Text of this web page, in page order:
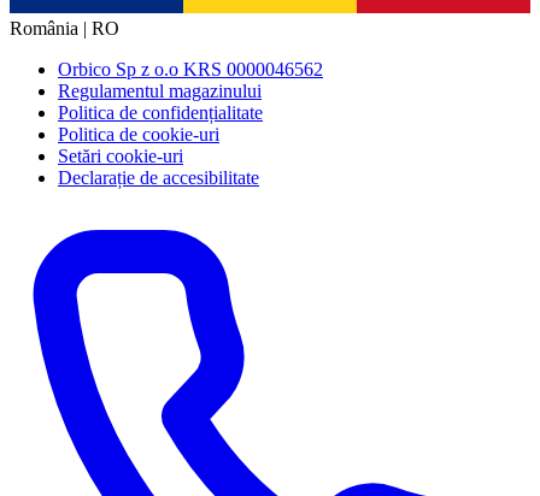
România | RO
Orbico Sp z o.o KRS 0000046562
Regulamentul magazinului
Politica de confidențialitate
Politica de cookie-uri
Setări cookie-uri
Declarație de accesibilitate